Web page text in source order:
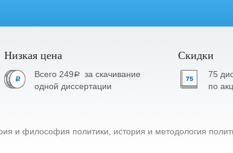
Низкая цена
Всего 249aза скачивание
одной диссертации
Скидки
75
по
и философия политики, история и методология